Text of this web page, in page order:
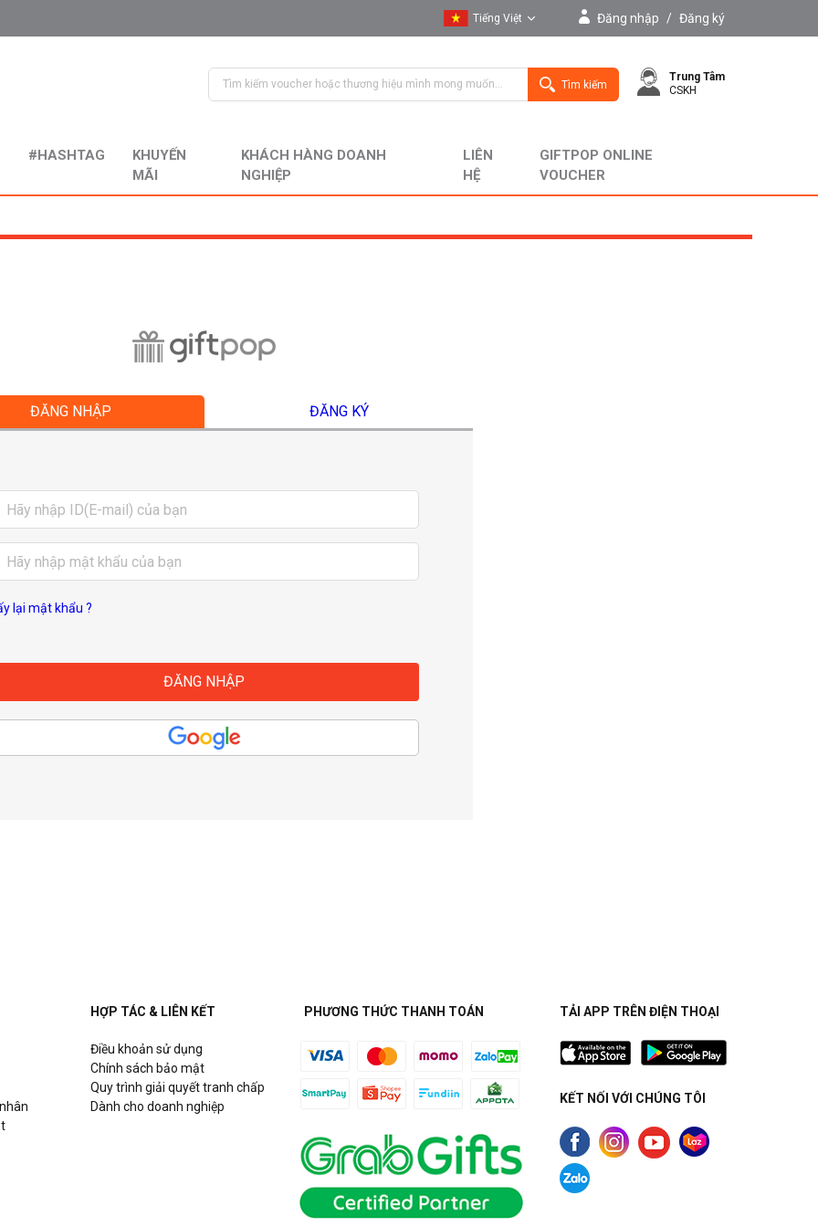
Tiếng Việt
English
Đăng nhập / Đăng ký
Tìm kiếm
Trung Tâm
CSKH
#HASHTAG
KHUYẾN
MÃI
KHÁCH HÀNG DOANH
NGHIỆP
LIÊN
HỆ
GIFTPOP ONLINE
VOUCHER
ĐĂNG NHẬP ĐĂNG KÝ
lại mật khẩu ?
HỢP TÁC & LIÊN KẾT
Điều khoản sử dụng
Chính sách bảo mật
Quy trình giải quyết tranh chấp
Dành cho doanh nghiệp
PHƯƠNG THỨC THANH TOÁN TẢI APP TRÊN ĐIỆN THOẠI
KẾT NỐI VỚI CHÚNG TÔI